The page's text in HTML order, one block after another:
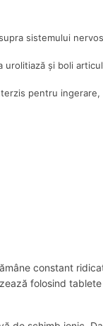
sistemului
urolitiază și boli
pentru
constant
folosind